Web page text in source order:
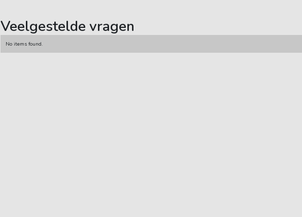
Veelgestelde vragen
No items found.